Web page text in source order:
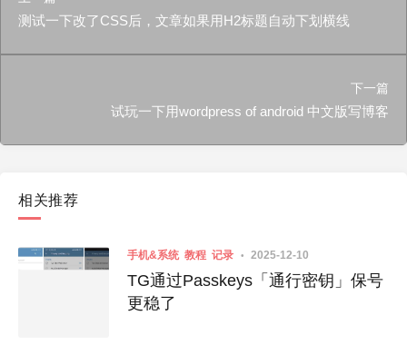
测试一下改了CSS后，文章如果用H2标题自动下划横线
下一篇
试玩一下用wordpress of android 中文版写博客
相关推荐
手机&系统 教程 记录 2025-12-10
TG通过Passkeys「通行密钥」保号
更稳了